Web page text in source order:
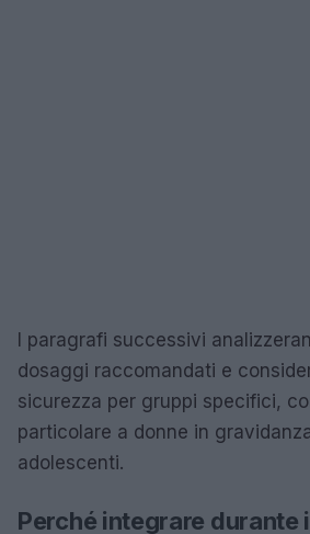
I paragrafi successivi
dosaggi raccomandati e
sicurezza per gruppi specifici,
particolare a donne in
adolescenti.
Perché integrare durante